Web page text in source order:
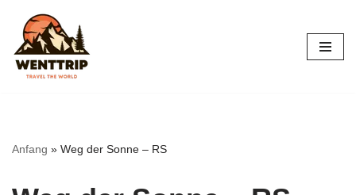
Zum
Inhalt
springen
Anfang » Weg der Sonne – RS